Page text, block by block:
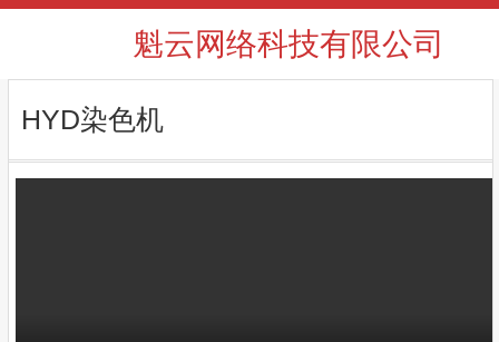
魁云网络科技有限公司
HYD染色机